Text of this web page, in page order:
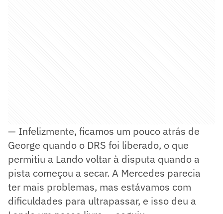
— Infelizmente, ficamos um pouco atrás de
George quando o DRS foi liberado, o que
permitiu a Lando voltar à disputa quando a
pista começou a secar. A Mercedes parecia
ter mais problemas, mas estávamos com
dificuldades para ultrapassar, e isso deu a